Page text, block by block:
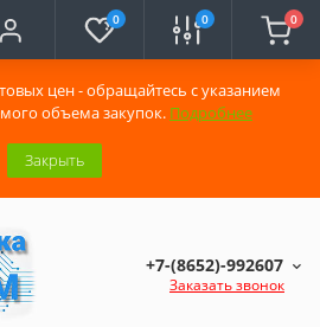
цен - обращайтесь с указанием
объема закупок. Подробнее
Закрыть
0 0 0
+7-(8652)-992607
Заказать звонок